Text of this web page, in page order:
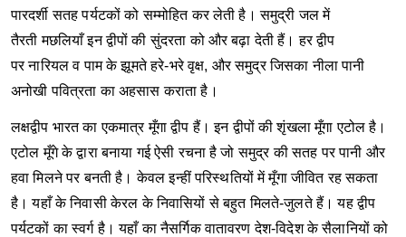
पारदर्शी सतह पर्यटकों को सम्मोहित कर लेती है। समुद्री जल में
तैरती मछलियाँ इन द्वीपों की सुंदरता को और बढ़ा देती हैं। हर द्वीप
पर नारियल व पाम के झूमते हरे-भरे वृक्ष, और समुद्र जिसका नीला पानी
अनोखी पवित्रता का अहसास कराता है।
लक्षद्वीप भारत का एकमात्र मूँगा द्वीप हैं। इन द्वीपों की शृंखला मूँगा एटोल है।
एटोल मूँगे के द्वारा बनाया गई ऐसी रचना है जो समुद्र की सतह पर पानी और
हवा मिलने पर बनती है। केवल इन्हीं परिस्थतियों में मूँगा जीवित रह सकता
है। यहाँ के निवासी केरल के निवासियों से बहुत मिलते-जुलते हैं। यह द्वीप
पर्यटकों का स्वर्ग है। यहाँ का नैसर्गिक वातावरण देश-विदेश के सैलानियों को